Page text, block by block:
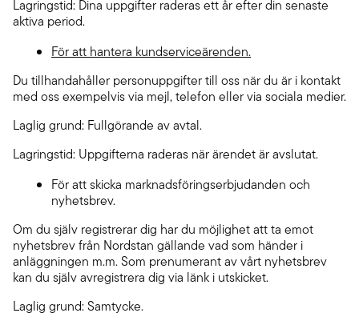
Lagringstid: Dina uppgifter raderas ett år efter din senaste
aktiva period.
För att hantera kundserviceärenden.
Du tillhandahåller personuppgifter till oss när du är i kontakt
med oss exempelvis via mejl, telefon eller via sociala medier.
Laglig grund: Fullgörande av avtal.
Lagringstid: Uppgifterna raderas när ärendet är avslutat.
För att skicka marknadsföringserbjudanden och
nyhetsbrev.
Om du själv registrerar dig har du möjlighet att ta emot
nyhetsbrev från Nordstan gällande vad som händer i
anläggningen m.m. Som prenumerant av vårt nyhetsbrev
kan du själv avregistrera dig via länk i utskicket.
Laglig grund: Samtycke.